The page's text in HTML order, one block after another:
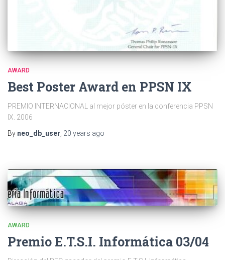
AWARD
Best Poster Award en PPSN IX
PREMIO INTERNACIONAL al mejor póster en la conferencia PPSN
IX. 2006
By neo_db_user 20 years ago
AWARD
Premio E.T.S.I. Informática 03/04